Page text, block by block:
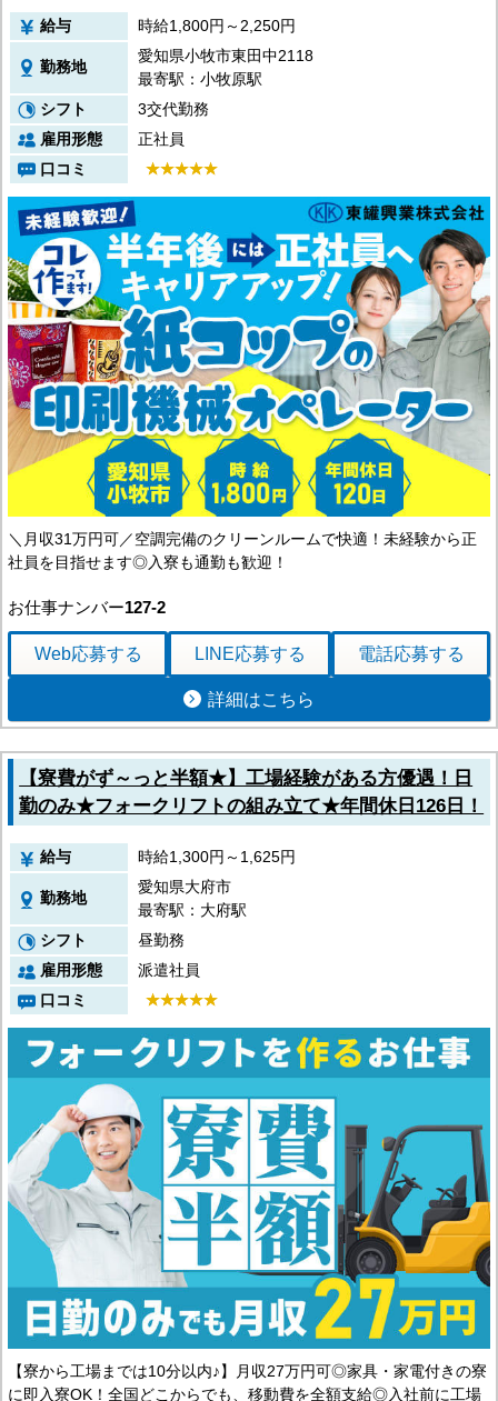
給与 時給1,800円～2,250円
勤務地
愛知県小牧市東田中2118
最寄駅：小牧原駅
シフト
3交代勤務
雇用形態
正社員
口コミ
＼月収31万円可／空調完備のクリーンルームで快適！未経験から正
社員を目指せます◎入寮も通勤も歓迎！
お仕事ナンバー127-2
Web応募する LINE応募する 電話応募する
詳細はこちら
【寮費がず～っと半額★】工場経験がある方優遇！日
勤のみ★フォークリフトの組み立て★年間休日126日！
給与 時給1,300円～1,625円
勤務地
愛知県大府市
最寄駅：大府駅
シフト
昼勤務
雇用形態
派遣社員
口コミ
【寮から工場までは10分以内♪】月収27万円可◎家具・家電付きの寮
に即入寮OK！全国どこからでも、移動費を全額支給◎入社前に工場